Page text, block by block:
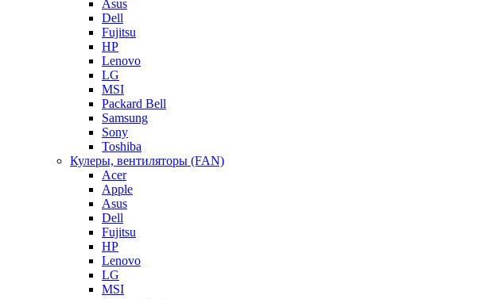
Asus
Dell
Fujitsu
HP
Lenovo
LG
MSI
Packard Bell
Samsung
Sony
Toshiba
Кулеры, вентиляторы (FAN)
Acer
Apple
Asus
Dell
Fujitsu
HP
Lenovo
LG
MSI